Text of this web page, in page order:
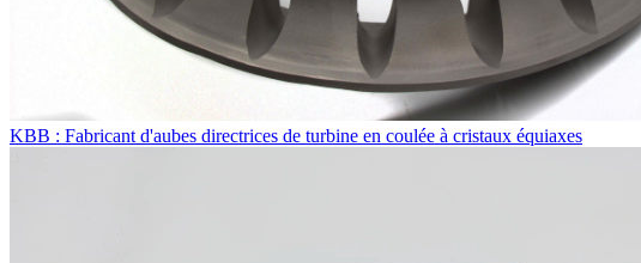
KBB : Fabricant d'aubes directrices de turbine en coulée à cristaux équiaxes